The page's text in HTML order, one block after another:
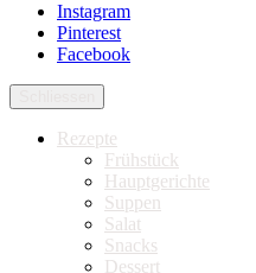
Instagram
Pinterest
Facebook
Rezepte
Frühstück
Hauptgerichte
Suppen
Salat
Snacks
Dessert